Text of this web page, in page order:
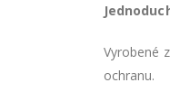
Vyrobené
ochranu.